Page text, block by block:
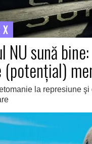
X
NU sună
(potenţial)
la represiune